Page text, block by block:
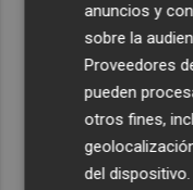
Recibe
Plaza
anuncios y
sobre la
Proveedores
pueden
otros fines,
del